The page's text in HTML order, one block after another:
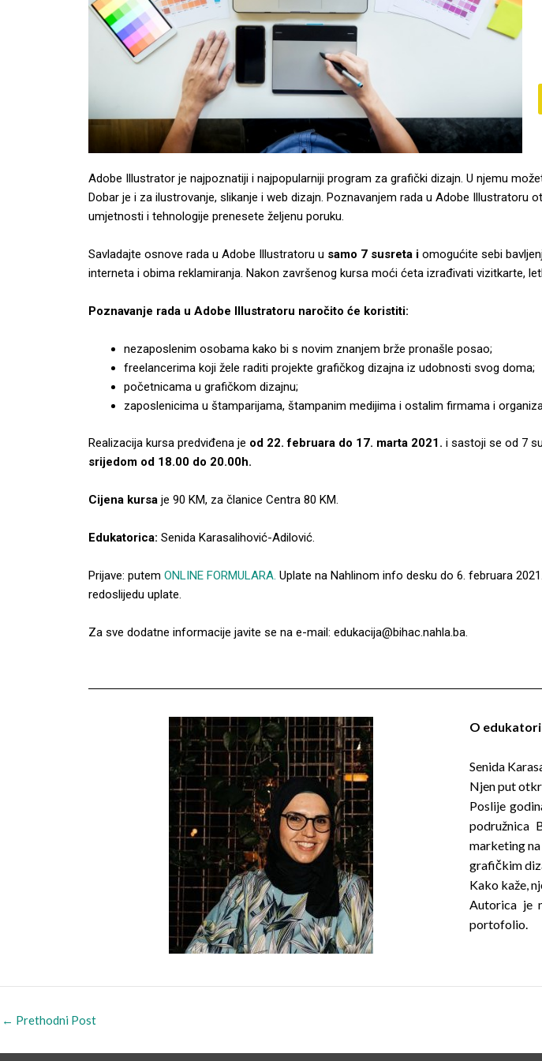
Adobe Illustrator je najpoznatiji i najpopularniji program za grafički dizajn. U njemu
Dobar je i za ilustrovanje, slikanje i web dizajn. Poznavanjem rada u Adobe
umjetnosti i tehnologije prenesete željenu poruku.
Savladajte osnove rada u Adobe Illustratoru u samo 7 susreta i omogućite sebi
interneta i obima reklamiranja. Nakon završenog kursa moći ćeta izrađivati vizitkarte,
Poznavanje rada u Adobe Illustratoru naročito će koristiti:
nezaposlenim osobama kako bi s novim znanjem brže pronašle posao;
freelancerima koji žele raditi projekte grafičkog dizajna iz udobnosti svog doma;
početnicama u grafičkom dizajnu;
zaposlenicima u štamparijama, štampanim medijima i ostalim firmama i
Realizacija kursa predviđena je od 22. februara do 17. marta 2021. i sastoji se od 7
srijedom od 18.00 do 20.00h.
Cijena kursa je 90 KM, za članice Centra 80 KM.
Edukatorica: Senida Karasalihović-Adilović.
Prijave: putem ONLINE FORMULARA. Uplate na Nahlinom info desku do 6. februara
redoslijedu uplate.
Za sve dodatne informacije javite se na e-mail: edukacija@bihac.nahla.ba.
O
Senida
Njen put
Poslije
podružnica
marketing na
grafičkim
Kako kaže,
Autorica je
portofolio.
← Prethodni Post